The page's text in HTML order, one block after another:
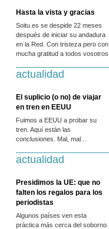
Hasta la vista y gracias
Soitu.es se despide 22 meses
después de iniciar su andadura
en la Red. Con tristeza pero con
mucha gratitud a todos vosotros.
actualidad
El suplicio (o no) de viajar
en tren en EEUU
Fuimos a EEUU a probar su
tren. Aquí están las
conclusiones. Mal, mal...
actualidad
Presidimos la UE: que no
falten los regalos para los
periodistas
Algunos países ven esta
práctica más cerca del soborno.